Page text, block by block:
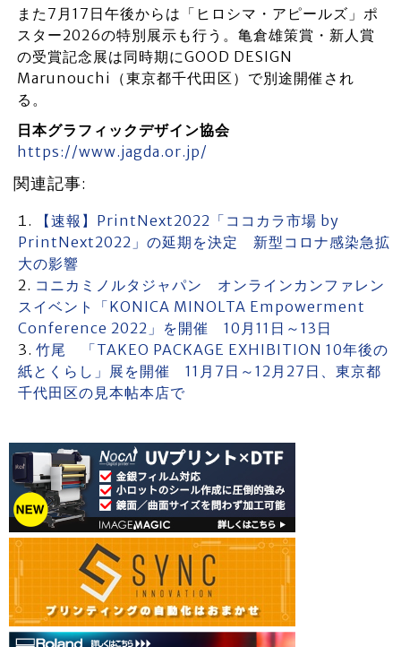
また7月17日午後からは「ヒロシマ・アピールズ」ポ
スター2026の特別展示も行う。亀倉雄策賞・新人賞
の受賞記念展は同時期にGOOD DESIGN
Marunouchi（東京都千代田区）で別途開催され
る。
日本グラフィックデザイン協会
https://www.jagda.or.jp/
関連記事:
【速報】PrintNext2022「ココカラ市場 by
PrintNext2022」の延期を決定 新型コロナ感染急拡
大の影響
コニカミノルタジャパン オンラインカンファレン
スイベント「KONICA MINOLTA Empowerment
Conference 2022」を開催 10月11日～13日
竹尾 「TAKEO PACKAGE EXHIBITION 10年後の
紙とくらし」展を開催 11月7日～12月27日、東京都
千代田区の見本帖本店で